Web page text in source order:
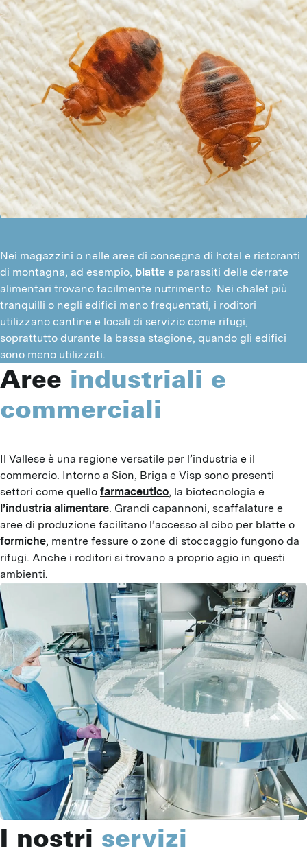
Nei magazzini o nelle aree di consegna di hotel e ristoranti
di montagna, ad esempio, blatte e parassiti delle derrate
alimentari trovano facilmente nutrimento. Nei chalet più
tranquilli o negli edifici meno frequentati, i roditori
utilizzano cantine e locali di servizio come rifugi,
soprattutto durante la bassa stagione, quando gli edifici
sono meno utilizzati.
Aree industriali e
commerciali
Il Vallese è una regione versatile per l’industria e il
commercio. Intorno a Sion, Briga e Visp sono presenti
settori come quello farmaceutico
l’industria alimentare. Grandi capannoni, scaffalature e
formiche, mentre fessure o zone di stoccaggio fungono da
rifugi. Anche i roditori si trovano a proprio agio in questi
ambienti.
I nostri servizi